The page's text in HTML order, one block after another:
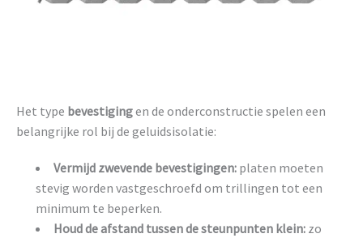
Het type bevestigingen de onderconstructie spelen een
belangrijke rol bij de geluidsisolatie:
Vermijd zwevende bevestigingen: platen moeten
stevig worden vastgeschroefd om trillingen tot een
minimum te beperken.
Houd de afstand tussen de steunpunten klein: zo